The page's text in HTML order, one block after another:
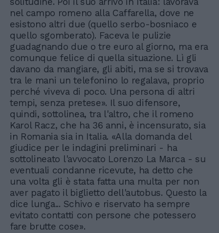
nel campo romeno alla Caffarella, dove ne
esistono altri due (quello serbo-bosniaco e
quello sgomberato). Faceva le pulizie
guadagnando due o tre euro al giorno, ma era
comunque felice di quella situazione. Lì gli
davano da mangiare, gli abiti, ma se si trovava
tra le mani un telefonino lo regalava, proprio
perché viveva di poco. Una persona di altri
tempi, senza pretese». Il suo difensore,
quindi, sottolinea, tra l'altro, che il romeno
Karol Racz, che ha 36 anni, è incensurato, sia
in Romania sia in Italia. «Alla domanda del
giudice per le indagini preliminari - ha
sottolineato l'avvocato Lorenzo La Marca - su
eventuali condanne ricevute, ha detto che
una volta gli è stata fatta una multa per non
aver pagato il biglietto dell'autobus. Questo la
dice lunga... Schivo e riservato ha sempre
evitato contatti con persone che potessero
fare brutte cose».